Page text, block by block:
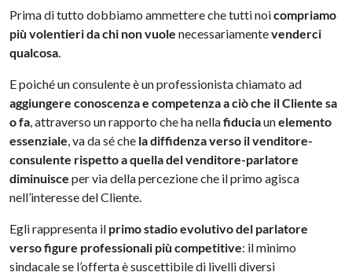
Prima di tutto dobbiamo ammettere che tutti noicompriamo
più volentieri da chi non vuole necessariamentevenderci
qualcosa.
E poiché un consulente è un professionista chiamato ad
aggiungere conoscenza e competenza a ciò che il Cliente sa
o fa, attraverso un rapporto che ha nellafiduciaunelemento
essenziale, va da sé che la diffidenza verso il venditore-
consulente rispetto a quella del venditore-parlatore
diminuisce per via della percezione che il primo agisca
nell’interesse del Cliente.
Egli rappresenta il primo stadio evolutivo del parlatore
verso figure professionali più competitive: il minimo
sindacale se l’offerta è suscettibile di livelli diversi